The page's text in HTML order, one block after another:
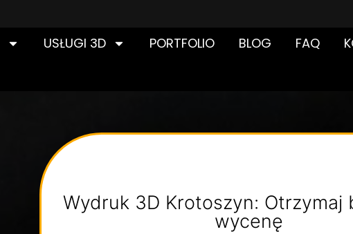
USŁUGI 3D PORTFOLIO BLOG FAQ
Wydruk 3D Krotoszyn: Otrzymaj
wycenę